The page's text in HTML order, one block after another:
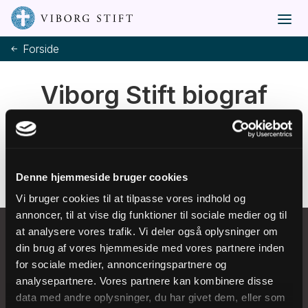
Denne hjemmeside bruger cookies
Vi bruger cookies til at tilpasse vores indhold og
annoncer, til at vise dig funktioner til sociale medier og til
at analysere vores trafik. Vi deler også oplysninger om
din brug af vores hjemmeside med vores partnere inden
for sociale medier, annonceringspartnere og
analysepartnere. Vores partnere kan kombinere disse
data med andre oplysninger, du har givet dem, eller som
Forside
Viborg Stift biograf
Find popcornene frem og gå på opdagelse i vores
Domkirkestræde 1